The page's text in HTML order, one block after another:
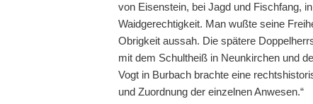
von Eisenstein, bei Jagd und Fischfang,
Waidgerechtigkeit. Man wußte seine
Obrigkeit aussah. Die spätere
mit dem Schultheiß in Neunkirchen und
Vogt in Burbach brachte eine
und Zuordnung der einzelnen Anwesen.“